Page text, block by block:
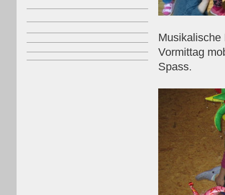
Musikalische
Vormittag
Spass.